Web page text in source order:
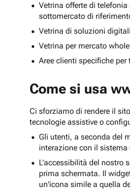
Vetrina offerte di
sottomercato di
Vetrina di soluzioni
Vetrina per mercato
Aree clienti specifiche
Come si usa
Ci sforziamo di rendere il sito
tecnologie assistive o
Gli utenti, a seconda del
interazione con il
L'accessibilità del nostro
prima schermata. Il
un'icona simile a quella